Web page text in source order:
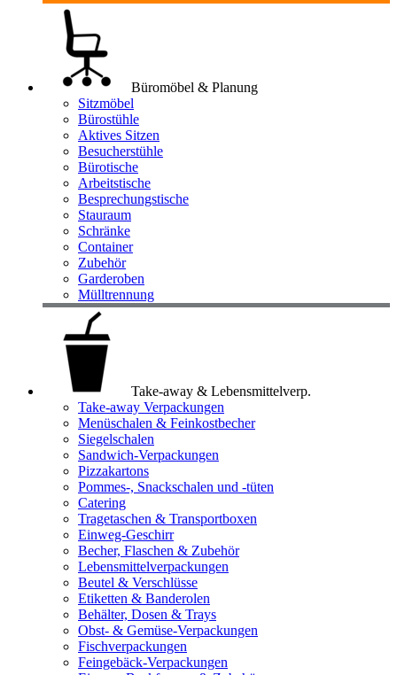
Büromöbel & Planung
Sitzmöbel
Bürostühle
Aktives Sitzen
Besucherstühle
Bürotische
Arbeitstische
Besprechungstische
Stauraum
Schränke
Container
Zubehör
Garderoben
Mülltrennung
Take-away & Lebensmittelverp.
Take-away Verpackungen
Menüschalen & Feinkostbecher
Siegelschalen
Sandwich-Verpackungen
Pizzakartons
Pommes-, Snackschalen und -tüten
Catering
Tragetaschen & Transportboxen
Einweg-Geschirr
Becher, Flaschen & Zubehör
Lebensmittelverpackungen
Beutel & Verschlüsse
Etiketten & Banderolen
Behälter, Dosen & Trays
Obst- & Gemüse-Verpackungen
Fischverpackungen
Feingebäck-Verpackungen